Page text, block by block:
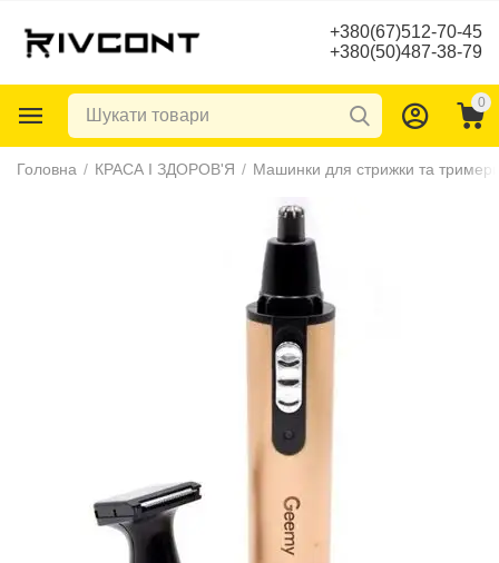
+380(67)512-70-45
+380(50)487-38-79
0
Головна / КРАСА І ЗДОРОВ'Я / Машинки для стрижки та